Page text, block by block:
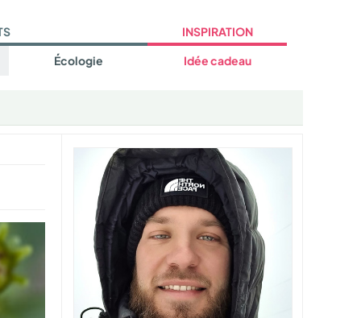
Écologie
INSPIRATION
Idée cadeau